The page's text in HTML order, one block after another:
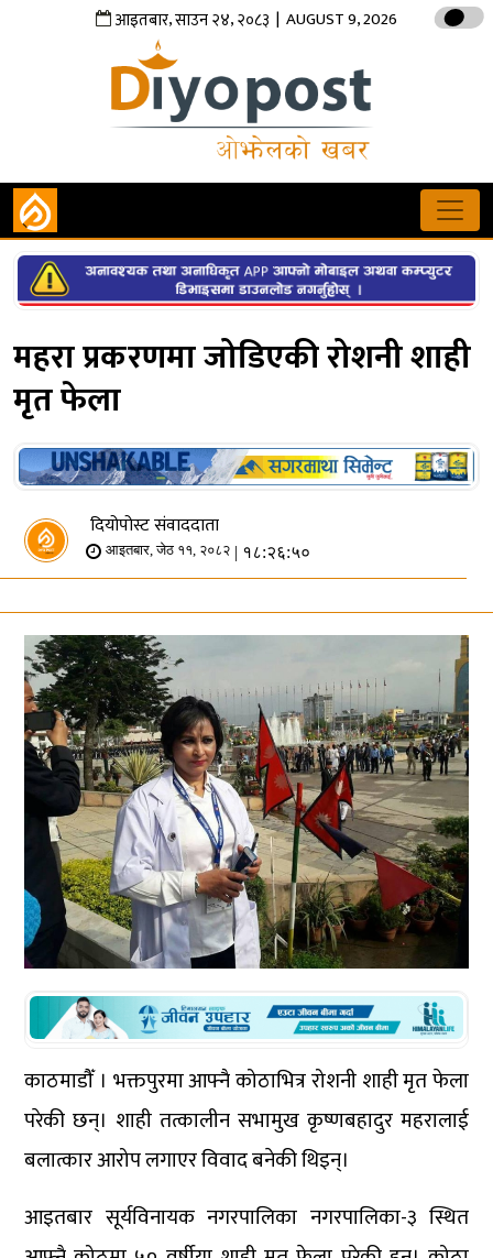
आइतबार,साउन२४,२०८३ | AUGUST 9, 2026
महरा प्रकरणमा जोडिएकी रोशनी शाही
मृत फेला
दियोपोस्ट संवाददाता
आइतबार, जेठ ११, २०८२ | १८:२६:५०
काठमाडौँ । भक्तपुरमा आफ्नै कोठाभित्र रोशनी शाही मृत फेला
परेकी छन्। शाही तत्कालीन सभामुख कृष्णबहादुर महरालाई
बलात्कार आरोप लगाएर विवाद बनेकी थिइन्।
आइतबार सूर्यविनायक नगरपालिका नगरपालिका-३ स्थित